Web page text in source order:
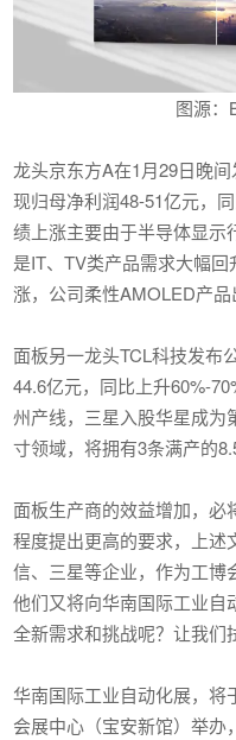
图源：
龙头京东方A在1月29日晚
现归母净利润48-51亿元，
绩上涨主要由于半导体显示
是IT、TV类产品需求大幅
涨，公司柔性AMOLED产品
面板另一龙头TCL科技发布
44.6亿元，同比上升60%-
州产线，三星入股华星成为
寸领域，将拥有3条满产的
面板生产商的效益增加，
程度提出更高的要求，上述
信、三星等企业，作为工博
他们又将向华南国际工业自
全新需求和挑战呢？让我们
华南国际工业自动化展，将
会展中心（宝安新馆）举办